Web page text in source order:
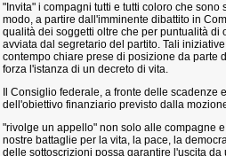
"Invita" i compagni tutti e tutti coloro che
modo, a partire dall'imminente dibattito in
qualità dei soggetti oltre che per puntualità
avviata dal segretario del partito. Tali
contempo chiare prese di posizione da parte
forza l'istanza di un decreto di vita.
Il Consiglio federale, a fronte delle
dell'obiettivo finanziario previsto dalla
"rivolge un appello" non solo alle compagne
nostre battaglie per la vita, la pace, la
delle sottoscrizioni possa garantire l'uscita